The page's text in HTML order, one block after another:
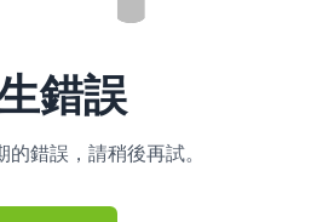
錯誤
錯誤，請稍後再試。